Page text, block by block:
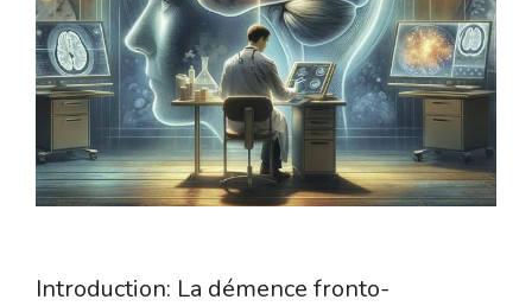
Introduction: La démence fronto-